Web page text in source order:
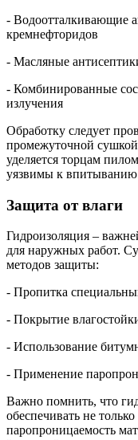
- Водоотталкивающие
кремнефторидов
- Масляные
- Комбинированные
излучения
Обработку следует
промежуточной
уделяется торцам
уязвимы к впитыванию
Защита от влаги
Гидроизоляция –
для наружных работ.
методов защиты:
- Пропитка
- Покрытие
- Использование
- Применение
Важно помнить, что
обеспечивать не
паропроницаемость